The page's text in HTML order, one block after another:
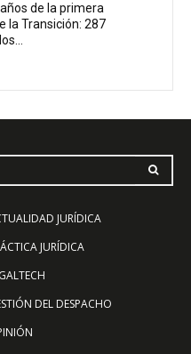
de la primera
la Transición: 287
JURÍDICA
JURÍDICA
DEL DESPACHO